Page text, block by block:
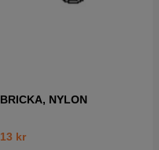
BRICKA, NYLON
13 kr